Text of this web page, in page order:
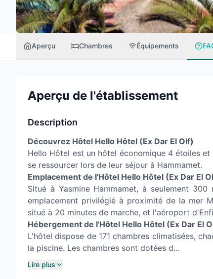
Aperçu Chambres Équipements
Aperçu de l'établissement
Description
Découvrez Hôtel Hello Hôtel (Ex Dar El Olf)
Hello Hôtel est un hôtel économique 4 étoiles
se ressourcer lors de leur séjour à Hammamet.
Emplacement de l'Hôtel Hello Hôtel (Ex Dar El
Situé à Yasmine Hammamet, à seulement
emplacement privilégié à proximité de la mer
situé à 20 minutes de marche, et l'aéroport
Hébergement de l'Hôtel Hello Hôtel (Ex Dar El
L'hôtel dispose de 171 chambres climatisées,
la piscine. Les chambres sont dotées d...
Lire plus